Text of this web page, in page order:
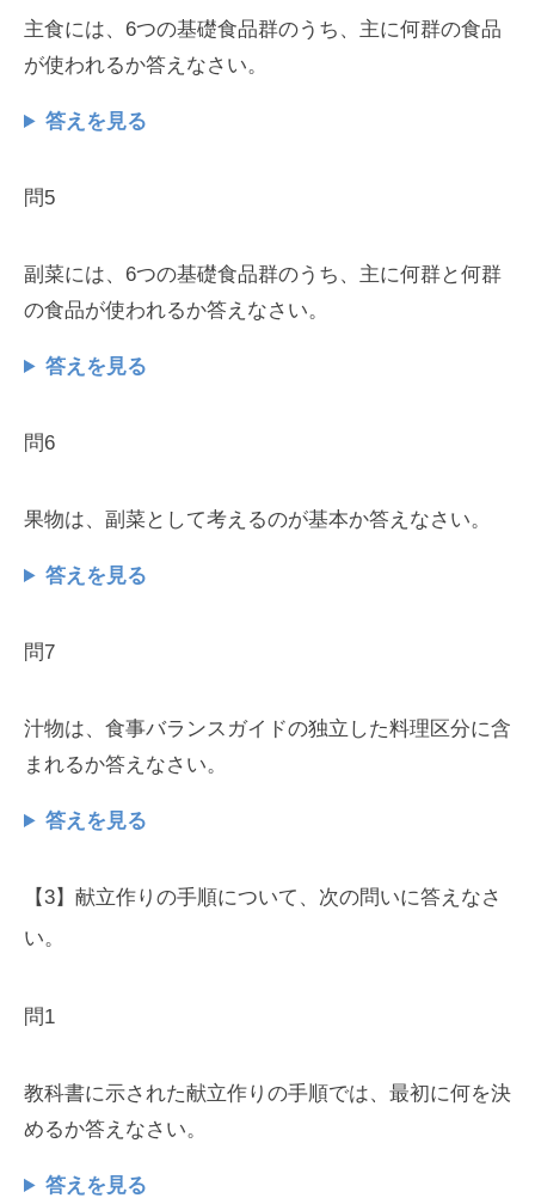
主食には、6つの基礎食品群のうち、主に何群の食品
が使われるか答えなさい。
答えを見る
問5
副菜には、6つの基礎食品群のうち、主に何群と何群
の食品が使われるか答えなさい。
答えを見る
問6
果物は、副菜として考えるのが基本か答えなさい。
答えを見る
問7
汁物は、食事バランスガイドの独立した料理区分に含
まれるか答えなさい。
答えを見る
【3】献立作りの手順について、次の問いに答えなさ
い。
問1
教科書に示された献立作りの手順では、最初に何を決
めるか答えなさい。
答えを見る